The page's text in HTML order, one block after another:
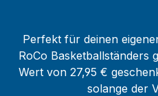
Perfekt für deinen
RoCo Basketballständers
Wert von 27,95 €
solange der